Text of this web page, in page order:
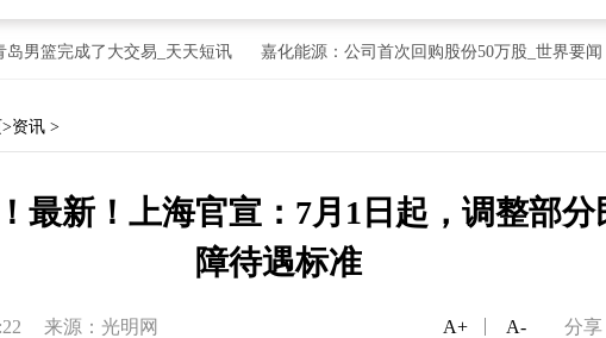
完成了大交易_天天短讯 嘉化能源：公司首次回购股份50万股_世界要闻
>资讯 >
最新！上海官宣：7月1日起，调整部分
障待遇标准
来源：光明网 分享
微信 微博
A+ A-